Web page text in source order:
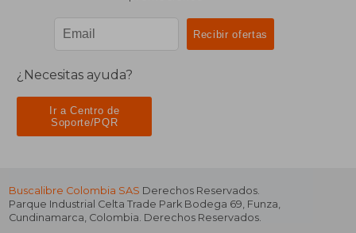
¿Necesitas ayuda?
Ir a Centro de
Soporte/PQR
Buscalibre Colombia SAS Derechos Reservados.
Parque Industrial Celta Trade Park Bodega 69 Funza
Cundinamarca Colombia . Derechos Reservados.